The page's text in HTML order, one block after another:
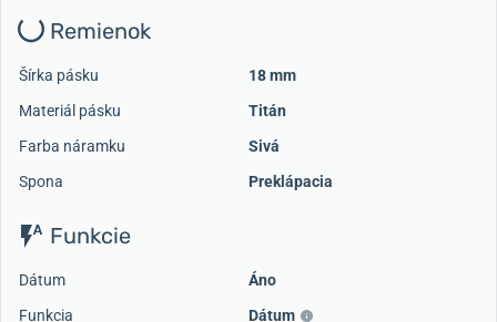
Remienok
Šírka pásku
18 mm
Materiál pásku
Titán
Farba náramku
Sivá
Spona
Preklápacia
Funkcie
Dátum
Áno
Funkcia
Dátum